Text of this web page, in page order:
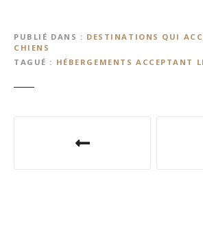
PUBLIÉ DANS
DESTINATIONS QUI
CHIENS
TAGUÉ
HÉBERGEMENTS ACCEPTANT